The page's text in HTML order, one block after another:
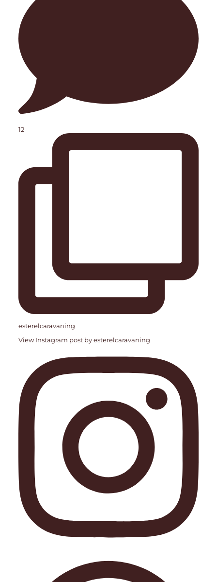
12
esterelcaravaning
View Instagram post by esterelcaravaning